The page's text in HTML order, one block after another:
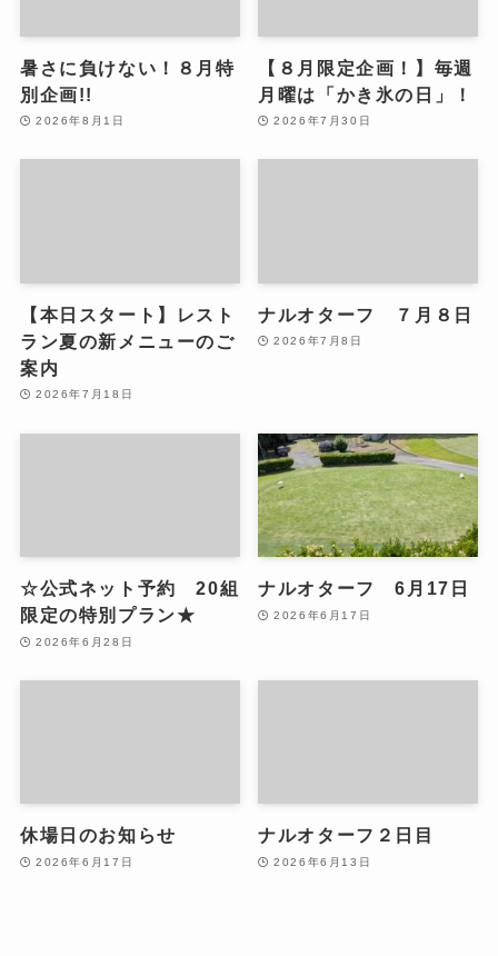
暑さに負けない！８月特
別企画!!
2026年8月1日
【８月限定企画！】毎週
月曜は「かき氷の日」！
2026年7月30日
【本日スタート】レスト
ラン夏の新メニューのご
案内
2026年7月18日
ナルオターフ ７月８日
2026年7月8日
☆公式ネット予約 20組
限定の特別プラン★
2026年6月28日
ナルオターフ 6月17日
2026年6月17日
休場日のお知らせ
2026年6月17日
ナルオターフ２日目
2026年6月13日